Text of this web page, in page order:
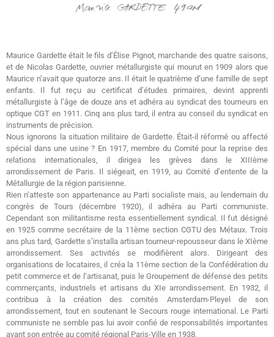
Maurice Gardette était le fils d’Élise Pignot, marchande des quatre saisons,
et de Nicolas Gardette, ouvrier métallurgiste qui mourut en 1909 alors que
Maurice n’avait que quatorze ans. Il était le quatrième d’une famille de sept
enfants. Il fut reçu au certificat d’études primaires, devint apprenti
métallurgiste à l’âge de douze ans et adhéra au syndicat des tourneurs en
optique CGT en 1911. Cinq ans plus tard, il entra au conseil du syndicat en
instruments de précision.
Nous ignorons la situation militaire de Gardette. Était-il réformé ou affecté
spécial dans une usine ? En 1917, membre du Comité pour la reprise des
relations internationales, il dirigea les grèves dans le XIIIème
arrondissement de Paris. Il siégeait, en 1919, au Comité d’entente de la
Métallurgie de la région parisienne.
Rien n’atteste son appartenance au Parti socialiste mais, au lendemain du
congrès de Tours (décembre 1920), il adhéra au Parti communiste.
Cependant son militantisme resta essentiellement syndical. Il fut désigné
en 1925 comme secrétaire de la 11ème section CGTU des Métaux. Trois
ans plus tard, Gardette s’installa artisan tourneur-repousseur dans le XIème
arrondissement. Ses activités se modifièrent alors. Dirigeant des
organisations de locataires, il créa la 11ème section de la Confédération du
petit commerce et de l’artisanat, puis le Groupement de défense des petits
commerçants, industriels et artisans du XIe arrondissement. En 1932, il
contribua à la création des comités Amsterdam-Pleyel de son
arrondissement, tout en soutenant le Secours rouge international. Le Parti
communiste ne semble pas lui avoir confié de responsabilités importantes
avant son entrée au comité régional Paris-Ville en 1938.